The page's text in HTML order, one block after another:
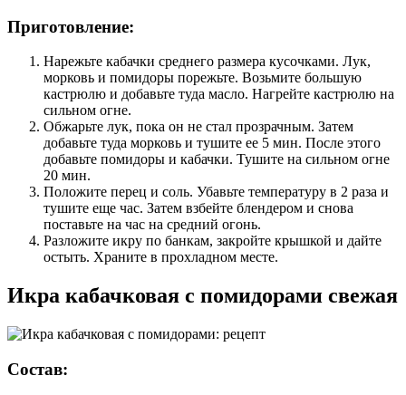
Приготовление:
Нарежьте кабачки среднего размера кусочками. Лук,
морковь и помидоры порежьте. Возьмите большую
кастрюлю и добавьте туда масло. Нагрейте кастрюлю на
сильном огне.
Обжарьте лук, пока он не стал прозрачным. Затем
добавьте туда морковь и тушите ее 5 мин. После этого
добавьте помидоры и кабачки. Тушите на сильном огне
20 мин.
Положите перец и соль. Убавьте температуру в 2 раза и
тушите еще час. Затем взбейте блендером и снова
поставьте на час на средний огонь.
Разложите икру по банкам, закройте крышкой и дайте
остыть. Храните в прохладном месте.
Икра кабачковая с помидорами свежая
Состав: